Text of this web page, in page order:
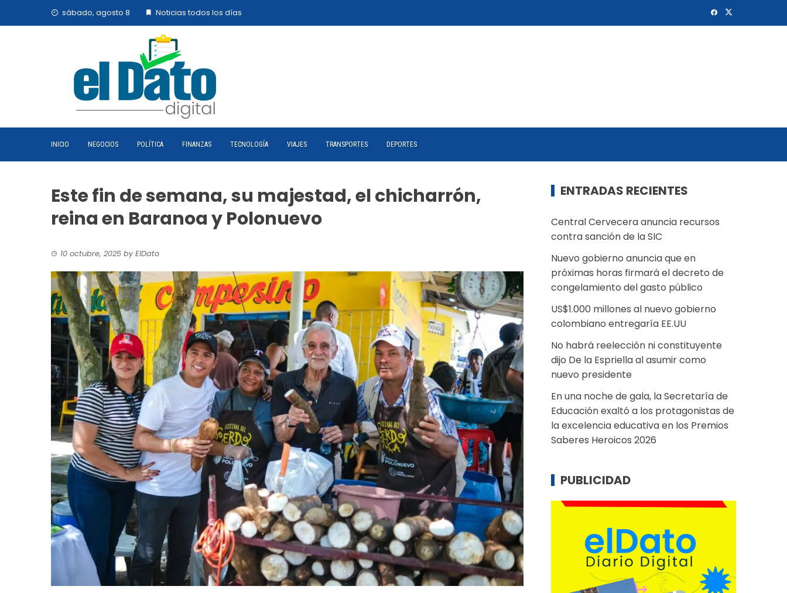
sábado, agosto 8 Noticias todos los días
INICIO NEGOCIOS POLÍTICA FINANZAS TECNOLOGÍA VIAJES TRANSPORTES DEPORTES
Este fin de semana, su majestad, el chicharrón,
reina en Baranoa y Polonuevo
10 octubre, 2025 byElDato
ENTRADAS RECIENTES
Central Cervecera anuncia recursos
contra sanción de la SIC
Nuevo gobierno anuncia que en
próximas horas firmará el decreto de
congelamiento del gasto público
US$1.000 millones al nuevo gobierno
colombiano entregaría EE.UU
No habrá reelección ni constituyente
dijo De la Espriella al asumir como
nuevo presidente
En una noche de gala, la Secretaría de
Educación exaltó a los protagonistas de
la excelencia educativa en los Premios
Saberes Heroicos 2026
PUBLICIDAD